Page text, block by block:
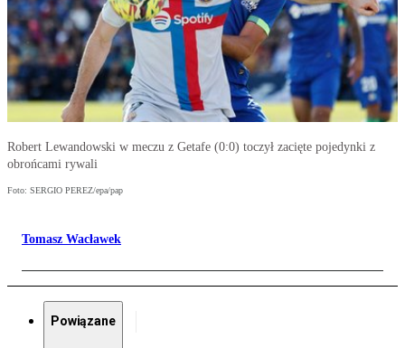
Robert Lewandowski w meczu z Getafe (0:0) toczył zacięte pojedynki z
obrońcami rywali
Foto: SERGIO PEREZ/epa/pap
Tomasz Wacławek
Powiązane